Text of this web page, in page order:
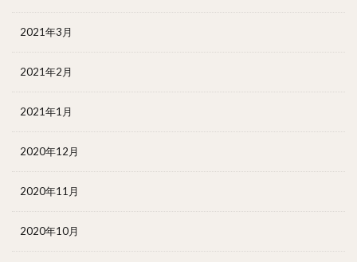
2021年3月
2021年2月
2021年1月
2020年12月
2020年11月
2020年10月